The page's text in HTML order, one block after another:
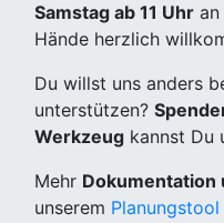
Samstag ab 11 Uhr an
Hände herzlich
Du willst uns anders
unterstützen?
Werkzeug kannst Du
Mehr Dokumentation
unserem